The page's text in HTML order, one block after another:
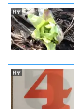
日常
日常